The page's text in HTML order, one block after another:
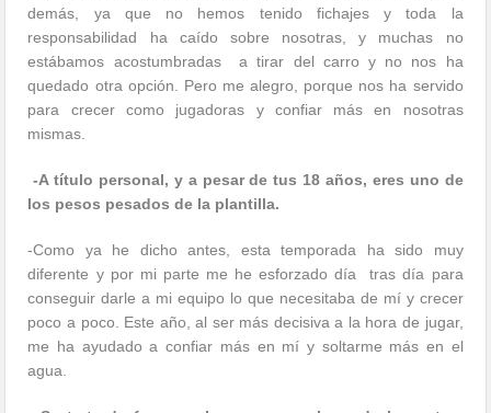
demás, ya que no hemos tenido fichajes y toda la
responsabilidad ha caído sobre nosotras, y muchas no
estábamos acostumbradas a tirar del carro y no nos ha
quedado otra opción. Pero me alegro, porque nos ha servido
para crecer como jugadoras y confiar más en nosotras
mismas.
-A título personal, y a pesar de tus 18 años, eres uno de
los pesos pesados de la plantilla.
-Como ya he dicho antes, esta temporada ha sido muy
diferente y por mi parte me he esforzado día tras día para
conseguir darle a mi equipo lo que necesitaba de mí y crecer
poco a poco. Este año, al ser más decisiva a la hora de jugar,
me ha ayudado a confiar más en mí y soltarme más en el
agua.